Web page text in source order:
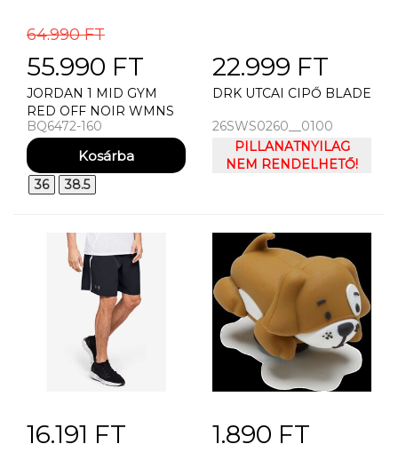
64.990 FT
55.990 FT
JORDAN 1 MID GYM
RED OFF NOIR WMNS
UTCAI CIPŐ
BQ6472-160
36 38.5
22.999 FT
DRK UTCAI CIPŐ BLADE
26SWS0260__0100
PILLANATNYILAG
NEM RENDELHETŐ!
16.191 FT 1.890 FT